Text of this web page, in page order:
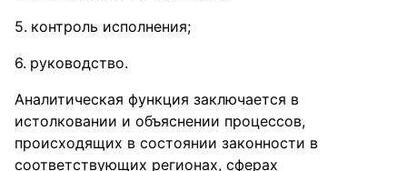
контроль исполнения;
руководство.
Аналитическая функция заключается в
истолковании и объяснении процессов,
происходящих в состоянии законности в
соответствующих регионах, сферах